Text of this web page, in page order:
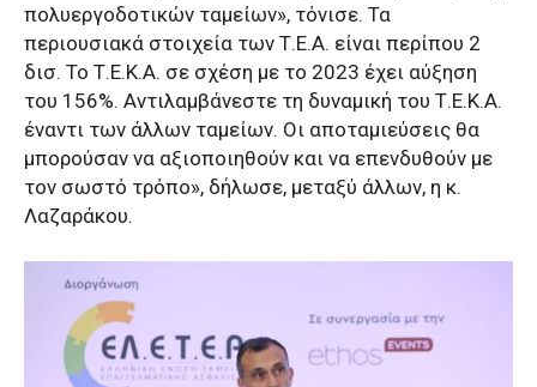
πολυεργοδοτικών ταμείων», τόνισε. Τα
περιουσιακά στοιχεία των Τ.Ε.Α. είναι περίπου 2
δισ. Το Τ.Ε.Κ.Α. σε σχέση με το 2023 έχει αύξηση
του 156%. Αντιλαμβάνεστε τη δυναμική του Τ.Ε.Κ.Α.
έναντι των άλλων ταμείων. Οι αποταμιεύσεις θα
μπορούσαν να αξιοποιηθούν και να επενδυθούν με
τον σωστό τρόπο», δήλωσε, μεταξύ άλλων, η κ.
Λαζαράκου.